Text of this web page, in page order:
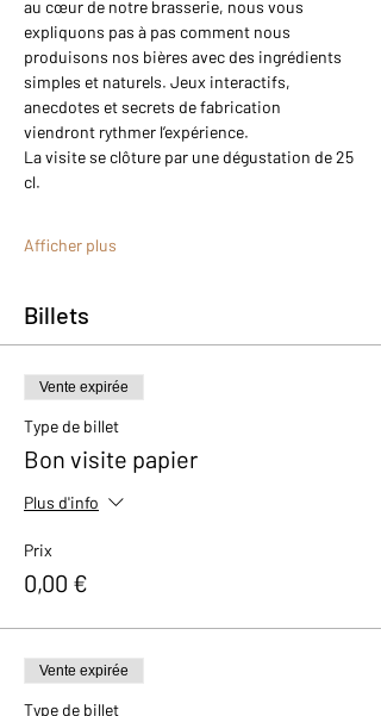
au cœur de notre brasserie, nous vous
expliquons pas à pas comment nous
produisons nos bières avec des ingrédients
simples et naturels. Jeux interactifs,
anecdotes et secrets de fabrication
viendront rythmer l’expérience.
La visite se clôture par une dégustation de 25
cl.
Afficher plus
Billets
Vente expirée
Type de billet
Bon visite papier
Plus d'info
Prix
0,00 €
Vente expirée
Type de billet